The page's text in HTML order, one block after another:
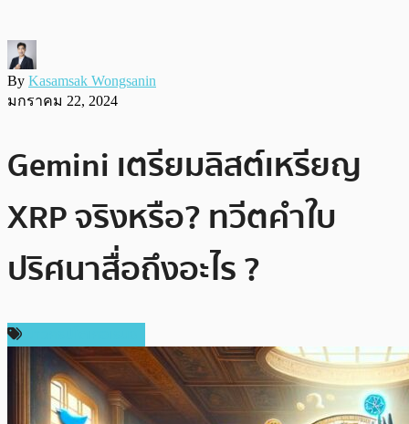
By Kasamsak Wongsanin
มกราคม 22, 2024
Gemini เตรียมลิสต์เหรียญ
XRP จริงหรือ? ทวีตคำใบ
ปริศนาสื่อถึงอะไร ?